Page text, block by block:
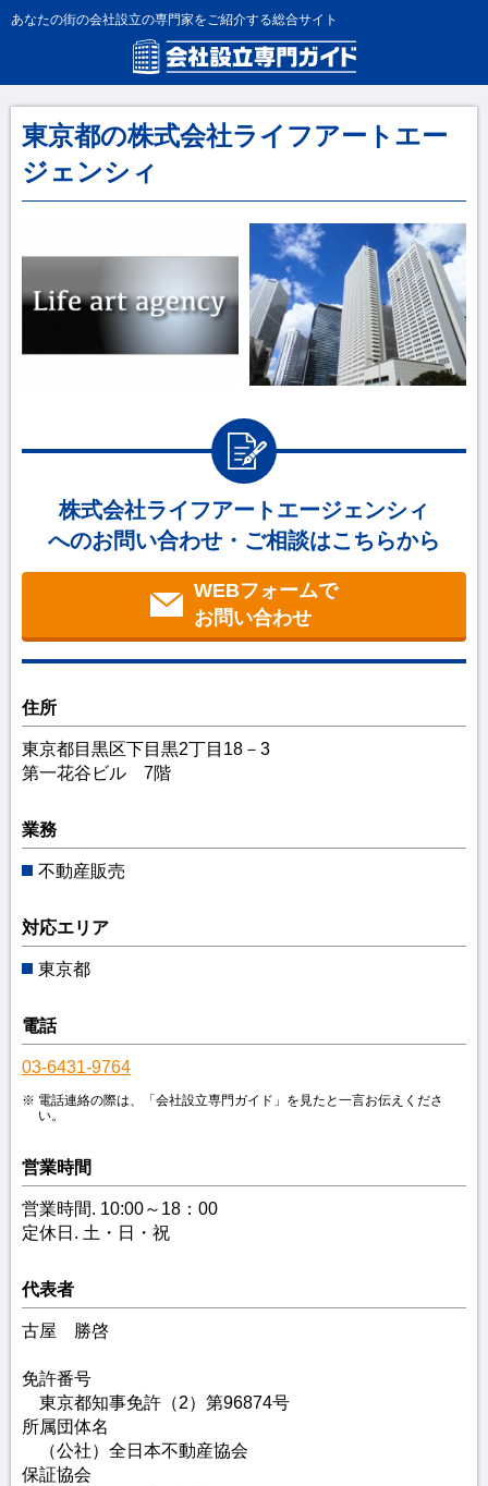
あなたの街の会社設立の専門家をご紹介する総合サイト
東京都の株式会社ライフアートエー
ジェンシィ
株式会社ライフアートエージェンシィ
へのお問い合わせ・ご相談はこちらから
WEBフォームで
お問い合わせ
住所
東京都目黒区下目黒2丁目18－3
第一花谷ビル 7階
業務
不動産販売
対応エリア
東京都
電話
03-6431-9764
電話連絡の際は、「会社設立専門ガイド」を見たと一言お伝えくださ
い。
営業時間
営業時間. 10:00～18：00
定休日. 土・日・祝
代表者
古屋 勝啓
免許番号
東京都知事免許（2）第96874号
所属団体名
（公社）全日本不動産協会
保証協会